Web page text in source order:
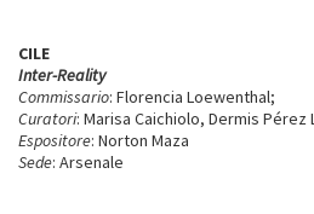
CILE
Inter-Reality
Commissario: Florencia Loewenthal;
Curatori: Marisa Caichiolo, Dermis Pérez
Espositore: Norton Maza
Sede: Arsenale